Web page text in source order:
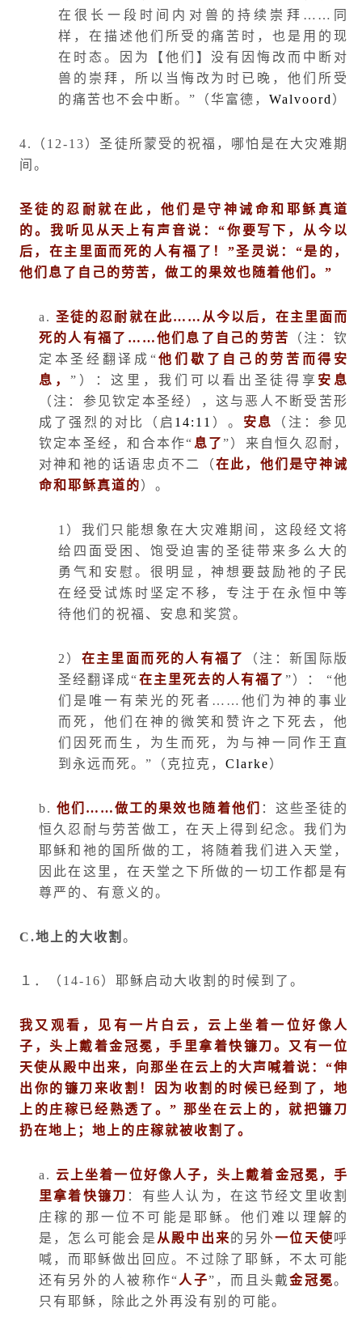
在很长一段时间内对兽的持续崇拜……同
样，在描述他们所受的痛苦时，也是用的现
在时态。因为【他们】没有因悔改而中断对
兽的崇拜，所以当悔改为时已晚，他们所受
的痛苦也不会中断。”（华富德， Walvoord ）
4. （ 12-13）圣徒所蒙受的祝福，哪怕是在大灾难期
间。
圣徒的忍耐就在此，他们是守神诫命和耶稣真道
的。我听见从天上有声音说： “你要写下，从今以
后，在主里面而死的人有福了！ ”圣灵说： “是的，
他们息了自己的劳苦，做工的果效也随着他们。 ”
a. 圣徒的忍耐就在此……从今以后，在主里面而
死的人有福了……他们息了自己的劳苦
（注：钦
定本圣经翻译成“他们歇了自己的劳苦而得安
息，”）：这里，我们可以看出圣徒得享 安息
（注：参见钦定本圣经），这与恶人不断受苦形
成了强烈的对比（启 14:11 ）。 安息
（注：参见
钦定本圣经，和合本作“ 息了”）来自恒久忍耐，
对神和祂的话语忠贞不二（在此，他们是守神诫
命和耶稣真道的）。
1 ）我们只能想象在大灾难期间，这段经文将
给四面受困、饱受迫害的圣徒带来多么大的
勇气和安慰。很明显，神想要鼓励祂的子民
在经受试炼时坚定不移，专注于在永恒中等
待他们的祝福、安息和奖赏。
2 ） 在主里面而死的人有福了
（注：新国际版
圣经翻译成“在主里死去的人有福了 ”）： “他
们是唯一有荣光的死者……他们为神的事业
而死，他们在神的微笑和赞许之下死去，他
们因死而生，为生而死，为与神一同作王直
到永远而死。”（克拉克， Clarke）
b. 他们……做工的果效也随着他们
：这些圣徒的
恒久忍耐与劳苦做工，在天上得到纪念。我们为
耶稣和祂的国所做的工，将随着我们进入天堂，
因此在这里，在天堂之下所做的一切工作都是有
尊严的、有意义的。
C.地上的大收割 。
１．（ 14-16 ）耶稣启动大收割的时候到了。
我又观看，见有一片白云，云上坐着一位好像人
子，头上戴着金冠冕，手里拿着快镰刀。又有一位
天使从殿中出来，向那坐在云上的大声喊着说： “伸
出你的镰刀来收割！因为收割的时候已经到了，地
上的庄稼已经熟透了。” 那坐在云上的，就把镰刀
扔在地上；地上的庄稼就被收割了。
a. 云上坐着一位好像人子，头上戴着金冠冕，手
里拿着快镰刀 ：有些人认为，在这节经文里收割
庄稼的那一位不可能是耶稣。他们难以理解的
是，怎么可能会是 从殿中出来的另外一位天使 呼
喊，而耶稣做出回应。不过除了耶稣，不太可能
还有另外的人被称作“人子”，而且头戴金冠冕。
只有耶稣，除此之外再没有别的可能。